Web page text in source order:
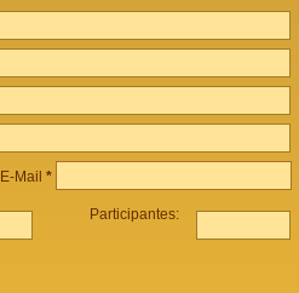
E-Mail *
Participantes: